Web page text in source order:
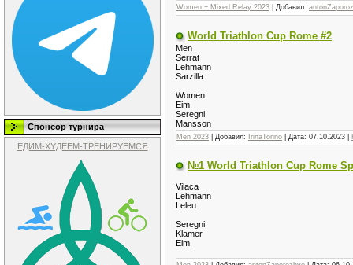
Спонсор турнира
ЕДИМ-ХУДЕЕМ-ТРЕНИРУЕМСЯ
Women + Mixed Relay 2023 | Добавил:
World Triathlon Cup Rome #2
Men
Serrat
Lehmann
Sarzilla
Women
Eim
Seregni
Mansson
Men 2023 | Добавил: IrinaTorino | Дата: 07.10.2023
№1 World Triathlon Cup Rome
Vilaca
Lehmann
Leleu
Seregni
Klamer
Eim